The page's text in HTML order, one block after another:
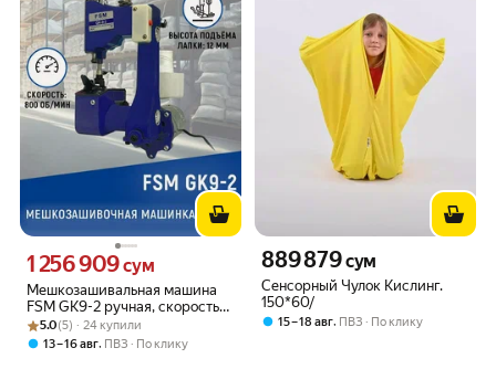
Мешкозашивальная машина
FSM GK9-2 ручная, скорость
шитья 800 стежков в минуту
Цена 1256909 сум вместо
1 256 909сум
Рейтинг товара: 5.0 из 5
Оценок: (5) · 24 купили
5.0(5) · 24 купили
13 – 16 авг, ПВЗ По клику
Сенсорный Чулок Кислинг.
150*60/
Цена 889879 сум вместо
889 879сум
15 – 18 авг, ПВЗ По клику